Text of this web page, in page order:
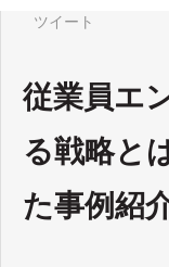
ツイート
従業員エ
る戦略と
た事例紹